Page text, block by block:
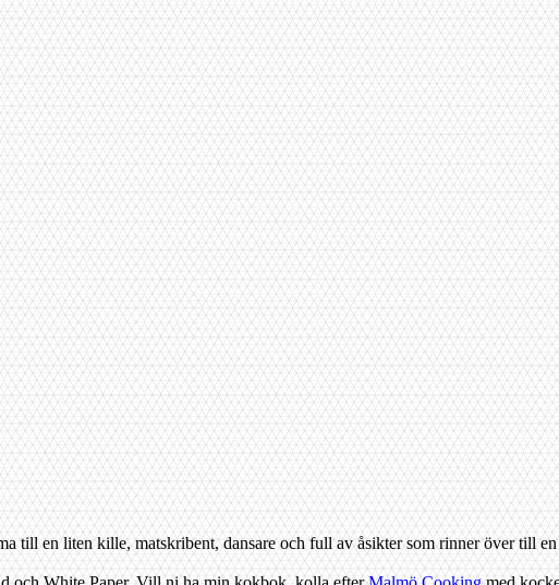
till en liten kille, matskribent, dansare och full av åsikter som rinner över till